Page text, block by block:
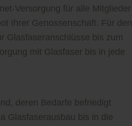
Versorgung für alle Mitglieder
Ihrer Genossenschaft. Für den
Glasfaseranschlüsse bis zum
mit Glasfaser bis in jede
deren Bedarfe befriedigt
Glasfaserausbau bis in die